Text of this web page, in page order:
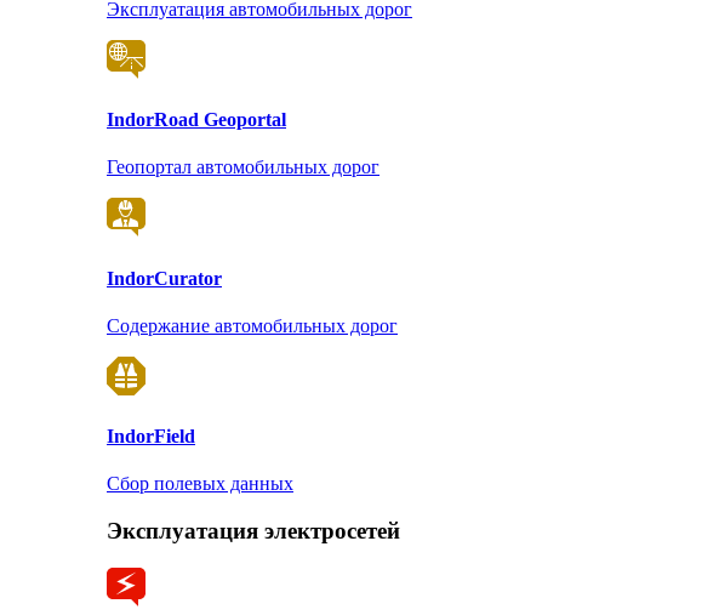
Эксплуатация автомобильных дорог
IndorRoad Geoportal
Геопортал автомобильных дорог
IndorCurator
Содержание автомобильных дорог
IndorField
Сбор полевых данных
Эксплуатация электросетей